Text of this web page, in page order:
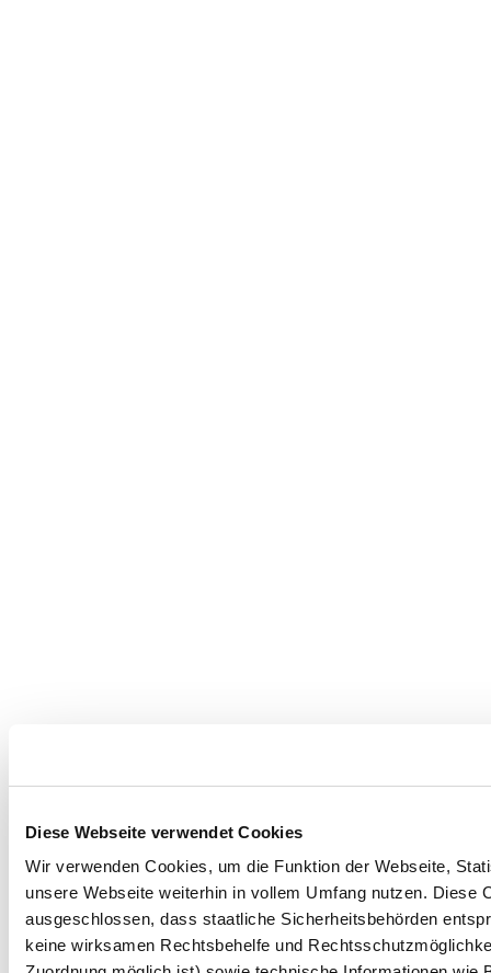
Diese Webseite verwendet Cookies
Wir verwenden Cookies, um die Funktion der Webseite,
unsere Webseite weiterhin in vollem Umfang nutzen.
ausgeschlossen, dass staatliche Sicherheitsbehörden
keine wirksamen Rechtsbehelfe und